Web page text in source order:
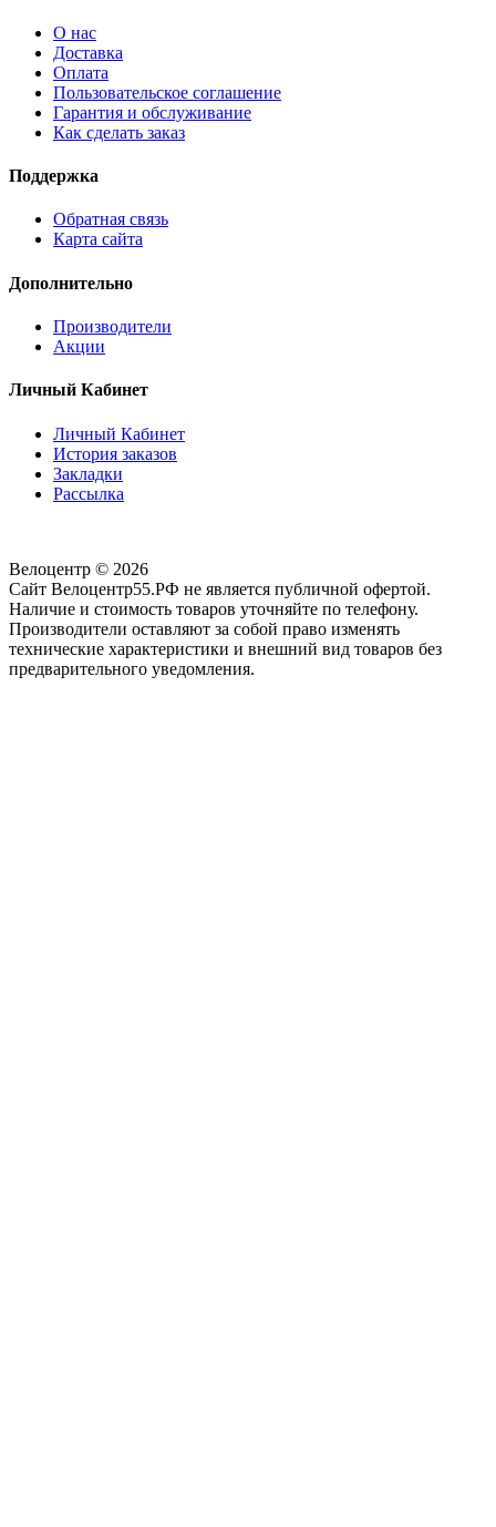
О нас
Доставка
Оплата
Пользовательское соглашение
Гарантия и обслуживание
Как сделать заказ
Поддержка
Обратная связь
Карта сайта
Дополнительно
Производители
Акции
Личный Кабинет
Личный Кабинет
История заказов
Закладки
Рассылка
Велоцентр © 2026
Сайт Велоцентр55.РФ не является публичной офертой.
Наличие и стоимость товаров уточняйте по телефону.
Производители оставляют за собой право изменять
технические характеристики и внешний вид товаров без
предварительного уведомления.